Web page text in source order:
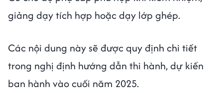
giảng dạy tích hợp hoặc dạy lớp ghép.
Các nội dung này sẽ được quy định chi tiết
trong nghị định hướng dẫn thi hành, dự kiến
ban hành vào cuối năm 2025.